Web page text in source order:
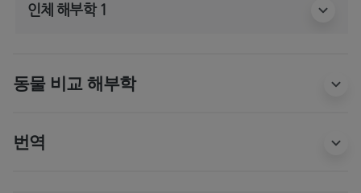
인체 해부학 1
동물 비교 해부학
번역